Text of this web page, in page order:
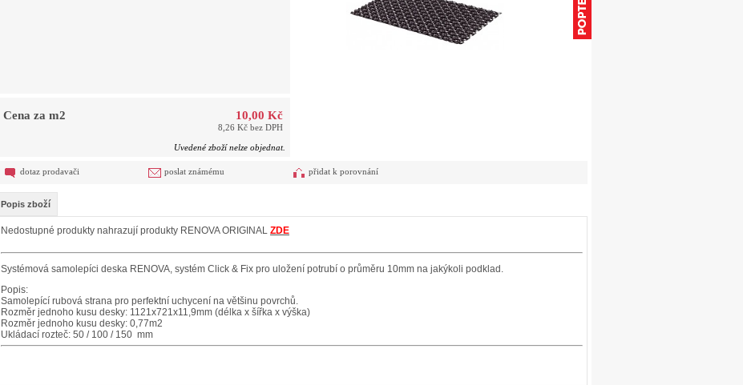
Cena za m2 10,00 Kč
8,26 Kč bez DPH
Uvedené zboží nelze objednat.
dotaz prodavači poslat známému přidat k porovnání
Popis zboží
Nedostupné produkty nahrazují produkty RENOVA ORIGINAL ZDE
Systémová samolepíci deska RENOVA, systém Click & Fix pro uložení potrubí o průměru 10mm na jakýkoli podklad.
Popis:
Samolepící rubová strana pro perfektní uchycení na většinu povrchů.
Rozměr jednoho kusu desky: 1121x721x11,9mm (délka x šířka x výška)
Rozměr jednoho kusu desky: 0,77m2
Ukládací rozteč: 50 / 100 / 150 mm